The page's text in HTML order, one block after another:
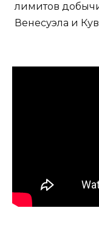
лимитов
Венесуэла и